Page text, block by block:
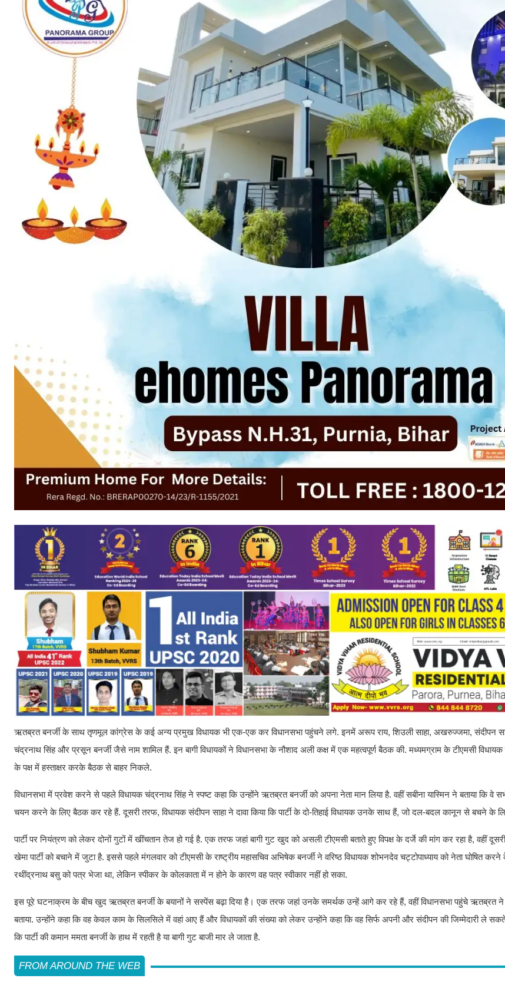
ऋतब्रत बनर्जी के साथ तृणमूल कांग्रेस के कई अन्य प्रमुख विधायक भी एक-एक कर विधानसभा पहुंचने लगे. इनमें अरूप राय, शिउली साहा, अखरुज्जमा, संदीपन
चंद्रनाथ सिंह और प्रसून बनर्जी जैसे नाम शामिल हैं. इन बागी विधायकों ने विधानसभा के नौशाद अली कक्ष में एक महत्वपूर्ण बैठक की. मध्यमग्राम के टीएमसी
के पक्ष में हस्ताक्षर करके बैठक से बाहर निकले.
विधानसभा में प्रवेश करने से पहले विधायक चंद्रनाथ सिंह ने स्पष्ट कहा कि उन्होंने ऋतब्रत बनर्जी को अपना नेता मान लिया है. वहीं सबीना यास्मिन ने बताया कि वे
चयन करने के लिए बैठक कर रहे हैं. दूसरी तरफ, विधायक संदीपन साहा ने दावा किया कि पार्टी के दो-तिहाई विधायक उनके साथ हैं, जो दल-बदल कानून से बचने के
पार्टी पर नियंत्रण को लेकर दोनों गुटों में खींचतान तेज हो गई है. एक तरफ जहां बागी गुट खुद को असली टीएमसी बताते हुए विपक्ष के दर्जे की मांग कर रहा है, वहीं
खेमा पार्टी को बचाने में जुटा है. इससे पहले मंगलवार को टीएमसी के राष्ट्रीय महासचिव अभिषेक बनर्जी ने वरिष्ठ विधायक शोभनदेव चट्टोपाध्याय को नेता घोषित
रथींद्रनाथ बसु को पत्र भेजा था, लेकिन स्पीकर के कोलकाता में न होने के कारण वह पत्र स्वीकार नहीं हो सका.
इस पूरे घटनाक्रम के बीच खुद ऋतब्रत बनर्जी के बयानों ने सस्पेंस बढ़ा दिया है। एक तरफ जहां उनके समर्थक उन्हें आगे कर रहे हैं, वहीं विधानसभा पहुंचे ऋतब्रत
बताया. उन्होंने कहा कि वह केवल काम के सिलसिले में वहां आए हैं और विधायकों की संख्या को लेकर उन्होंने कहा कि वह सिर्फ अपनी और संदीपन की जिम्मेदारी ले
कि पार्टी की कमान ममता बनर्जी के हाथ में रहती है या बागी गुट बाजी मार ले जाता है.
FROM AROUND THE WEB